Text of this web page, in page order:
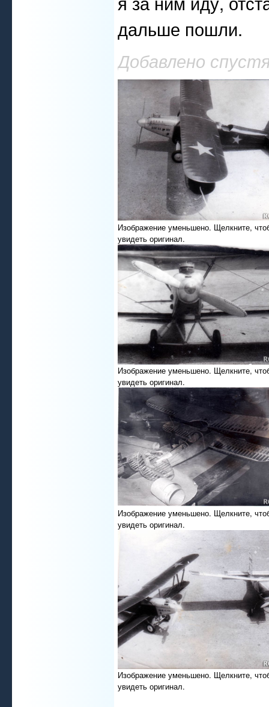
дальше пошли.
Добавлено
Изображение уменьшено. Щелкните,
увидеть оригинал.
Изображение уменьшено. Щелкните,
увидеть оригинал.
Изображение уменьшено. Щелкните,
увидеть оригинал.
Изображение уменьшено. Щелкните,
увидеть оригинал.